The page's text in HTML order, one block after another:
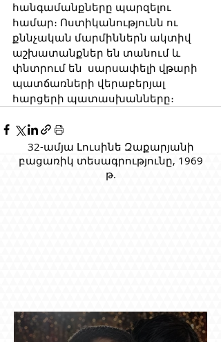
հանգամանքները պարզելու
համար։ Ոստիկանությունն ու
քննչական մարմիններն ակտիվ
աշխատանքներ են տանում և
փնտրում են  սարսափելի վթարի
պատճառների վերաբերյալ
հարցերի պատասխանները։
32-ամյա Լուսինե Զաքարյանի
բացառիկ տեսագրությունը, 1969
թ.